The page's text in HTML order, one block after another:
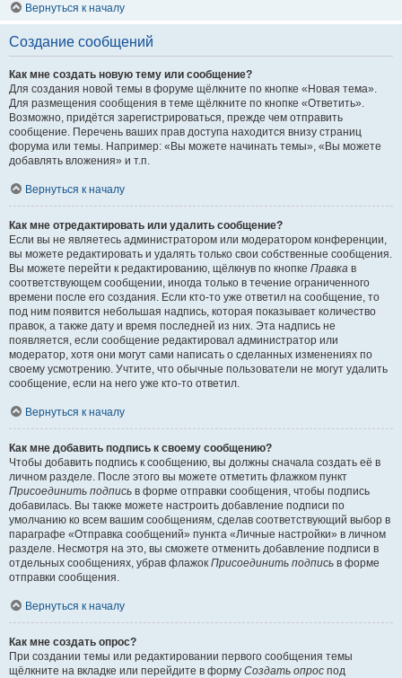
Вернуться к началу
Создание сообщений
Как мне создать новую тему или сообщение?
Для создания новой темы в форуме щёлкните по кнопке «Новая тема».
Для размещения сообщения в теме щёлкните по кнопке «Ответить».
Возможно, придётся зарегистрироваться, прежде чем отправить
сообщение. Перечень ваших прав доступа находится внизу страниц
форума или темы. Например: «Вы можете начинать темы», «Вы можете
добавлять вложения» и т.п.
Вернуться к началу
Как мне отредактировать или удалить сообщение?
Если вы не являетесь администратором или модератором конференции,
вы можете редактировать и удалять только свои собственные сообщения.
Вы можете перейти к редактированию, щёлкнув по кнопке Правка в
соответствующем сообщении, иногда только в течение ограниченного
времени после его создания. Если кто-то уже ответил на сообщение, то
под ним появится небольшая надпись, которая показывает количество
правок, а также дату и время последней из них. Эта надпись не
появляется, если сообщение редактировал администратор или
модератор, хотя они могут сами написать о сделанных изменениях по
своему усмотрению. Учтите, что обычные пользователи не могут удалить
сообщение, если на него уже кто-то ответил.
Вернуться к началу
Как мне добавить подпись к своему сообщению?
Чтобы добавить подпись к сообщению, вы должны сначала создать её в
личном разделе. После этого вы можете отметить флажком пункт
Присоединить подпись в форме отправки сообщения, чтобы подпись
добавилась. Вы также можете настроить добавление подписи по
умолчанию ко всем вашим сообщениям, сделав соответствующий выбор в
параграфе «Отправка сообщений» пункта «Личные настройки» в личном
разделе. Несмотря на это, вы сможете отменить добавление подписи в
отдельных сообщениях, убрав флажок Присоединить подпись в форме
отправки сообщения.
Вернуться к началу
Как мне создать опрос?
При создании темы или редактировании первого сообщения темы
щёлкните на вкладке или перейдите в форму Создать опрос под